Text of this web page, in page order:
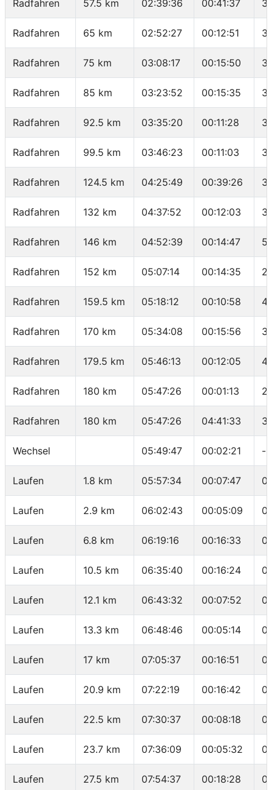
Radfahren 57.5 km 02:39:36 00:41:37
Radfahren 65 km 02:52:27 00:12:51
Radfahren 75 km 03:08:17 00:15:50
Radfahren 85 km 03:23:52 00:15:35
Radfahren 92.5 km 03:35:20 00:11:28
Radfahren 99.5 km 03:46:23 00:11:03
Radfahren 124.5 km 04:25:49 00:39:26
Radfahren 132 km 04:37:52 00:12:03
Radfahren 146 km 04:52:39 00:14:47
Radfahren 152 km 05:07:14 00:14:35
Radfahren 159.5 km 05:18:12 00:10:58
Radfahren 170 km 05:34:08 00:15:56
Radfahren 179.5 km 05:46:13 00:12:05
Radfahren 180 km 05:47:26 00:01:13
Radfahren 180 km 05:47:26 04:41:33
Wechsel 05:49:47 00:02:21 -
Laufen 1.8 km 05:57:34 00:07:47
Laufen 2.9 km 06:02:43 00:05:09
Laufen 6.8 km 06:19:16 00:16:33
Laufen 10.5 km 06:35:40 00:16:24
Laufen 12.1 km 06:43:32 00:07:52
Laufen 13.3 km 06:48:46 00:05:14
Laufen 17 km 07:05:37 00:16:51
Laufen 20.9 km 07:22:19 00:16:42
Laufen 22.5 km 07:30:37 00:08:18
Laufen 23.7 km 07:36:09 00:05:32
Laufen 27.5 km 07:54:37 00:18:28